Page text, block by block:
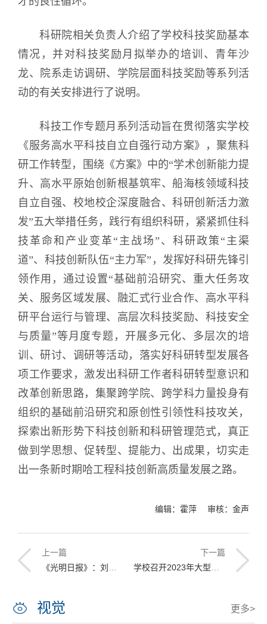
科研院相关负责人介绍了学校科技奖励基本
情况，并对科技奖励月拟举办的培训、青年沙
龙、院系走访调研、学院层面科技奖励等系列活
动的有关安排进行了说明。
科技工作专题月系列活动旨在贯彻落实学校
《服务高水平科技自立自强行动方案》，聚焦科
研工作转型，围绕《方案》中的“学术创新能力提
升、高水平原始创新根基筑牢、船海核领域科技
自立自强、校地校企深度融合、科研创新活力激
发”五大举措任务，践行有组织科研，紧紧抓住科
技革命和产业变革“主战场”、科研政策“主渠
道”、科技创新队伍“主力军”，发挥好科研先锋引
领作用，通过设置“基础前沿研究、重大任务攻
关、服务区域发展、融汇式行业合作、高水平科
研平台运行与管理、高层次科技奖励、科技安全
与质量”等月度专题，开展多元化、多层次的培
训、研讨、调研等活动，落实好科研转型发展各
项工作要求，激发出科研工作者科研转型意识和
改革创新思路，集聚跨学院、跨学科力量投身有
组织的基础前沿研究和原创性引领性科技攻关，
探索出新形势下科技创新和科研管理范式，真正
做到学思想、促转型、提能力、出成果，切实走
出一条新时期哈工程科技创新高质量发展之路。
编辑：霍萍 审核：金声
上一篇
《光明日报》：刘龙教授矢志创新 让中国船用上“中国心”
下一篇
学校召开2023年大型仪器设备开放共享工作会
视觉 更多>